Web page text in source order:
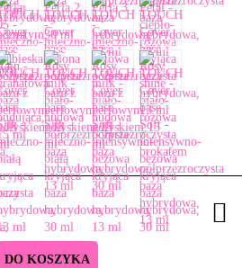
DO KOSZYKA